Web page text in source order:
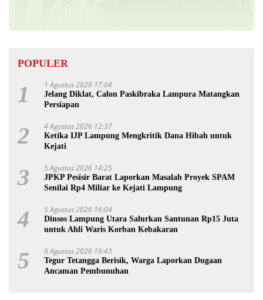
POPULER
1 1 Agustus 2026 17:04
Jelang Diklat, Calon Paskibraka Lampura Matangkan
Persiapan
2 4 Agustus 2026 12:37
Ketika IJP Lampung Mengkritik Dana Hibah untuk
Kejati
3 5 Agustus 2026 14:25
JPKP Pesisir Barat Laporkan Masalah Proyek SPAM
Senilai Rp4 Miliar ke Kejati Lampung
4 5 Agustus 2026 16:04
Dinsos Lampung Utara Salurkan Santunan Rp15 Juta
untuk Ahli Waris Korban Kebakaran
5 6 Agustus 2026 16:43
Tegur Tetangga Berisik, Warga Laporkan Dugaan
Ancaman Pembunuhan